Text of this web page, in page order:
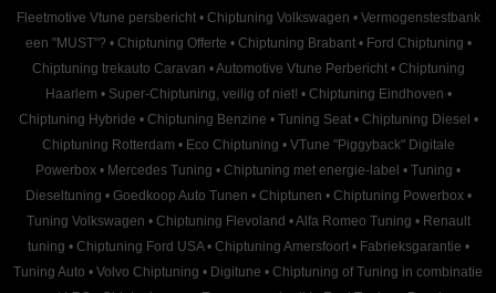
Fleetmotive Vtune persbericht • Chiptuning Volkswagen • Vermogenstestbank
een "MUST"? • Chiptuning Offerte • Chiptuning Brabant • Ford Chiptuning •
Chiptuning trekauto Caravan •Automotive Vtune Perbericht • Chiptuning
Haarlem • Super-Chiptuning, veilig of niet! • Chiptuning Eindhoven •
Chiptuning Hybride • Chiptuning Benzine • Tuning Seat • Chiptuning Diesel •
Chiptuning Rotterdam • Eco Chiptuning • VTune "Piggyback" Digitale
Powerbox • Mercedes Tuning • Chiptuning met energie-label • Tuning •
Dieseltuning • Goedkoop Auto Tunen • Chiptunen • Chiptuning Powerbox •
Tuning Volkswagen • Chiptuning Flevoland •Alfa Romeo Tuning • Renault
tuning • Chiptuning Ford USA • Chiptuning Amersfoort • Fabrieksgarantie •
Tuning Auto • Volvo Chiptuning • Digitune • Chiptuning of Tuning in combinatie